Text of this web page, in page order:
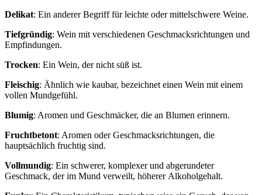
Delikat: Ein anderer Begriff für leichte oder mittelschwere Weine.
Tiefgründig: Wein mit verschiedenen Geschmacksrichtungen und
Empfindungen.
Trocken: Ein Wein, der nicht süß ist.
Fleischig: Ähnlich wie kaubar, bezeichnet einen Wein mit einem
vollen Mundgefühl.
Blumig: Aromen und Geschmäcker, die an Blumen erinnern.
Fruchtbetont: Aromen oder Geschmacksrichtungen, die
hauptsächlich fruchtig sind.
Vollmundig: Ein schwerer, komplexer und abgerundeter
Geschmack, der im Mund verweilt, höherer Alkoholgehalt.